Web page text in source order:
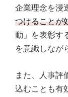
企業理念を浸
つけることが
動」を表彰す
を意識しなが
また、人事評
込むことも有